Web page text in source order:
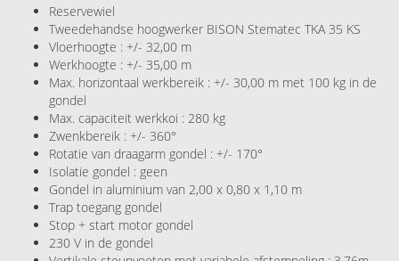
Reservewiel
Tweedehandse hoogwerker BISON Stematec TKA 35 KS
Vloerhoogte : +/- 32,00 m
Werkhoogte : +/- 35,00 m
Max. horizontaal werkbereik : +/- 30,00 m met 100 kg in de
gondel
Max. capaciteit werkkoi : 280 kg
Zwenkbereik : +/- 360°
Rotatie van draagarm gondel : +/- 170°
Isolatie gondel : geen
Gondel in aluminium van 2,00 x 0,80 x 1,10 m
Trap toegang gondel
Stop + start motor gondel
230 V in de gondel